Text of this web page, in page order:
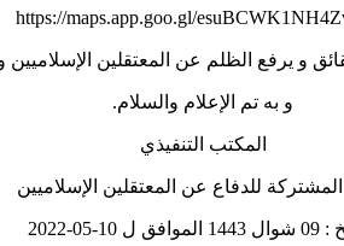
https://maps.app.goo.gl/
و يرفع الظلم عن المعتقلين الإسلاميين
و به تم الإعلام والسلام.
المكتب التنفيذي
المشتركة للدفاع عن المعتقلين الإسلاميين
ل 10-05-2022